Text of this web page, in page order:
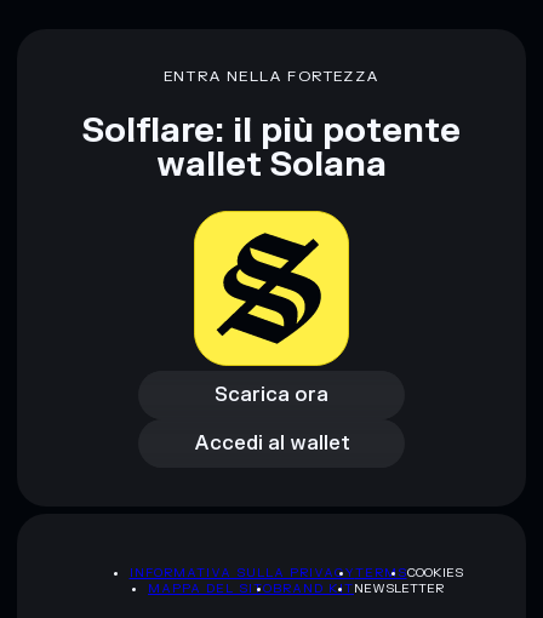
ENTRA NELLA FORTEZZA
Solflare: il più potente
wallet Solana
Scarica ora
Scarica ora
Accedi al wallet
Accedi al wallet
INFORMATIVA SULLA PRIVACYTERMSCOOKIES
MAPPA DEL SITOBRAND KITNEWSLETTER